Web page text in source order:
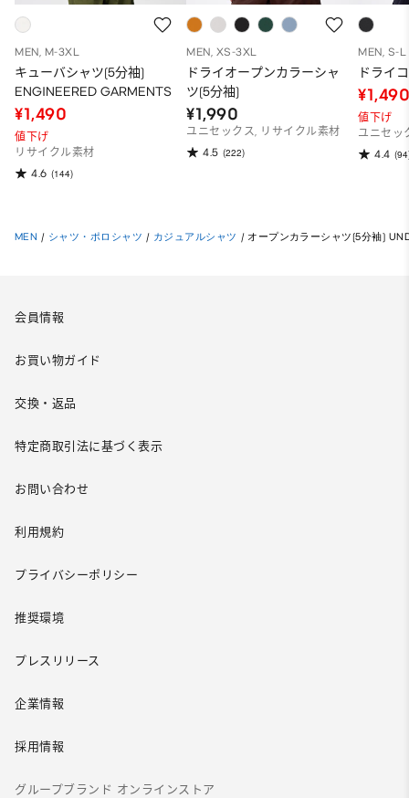
MEN, M-3XL
キューバシャツ(5分袖)
ENGINEERED GARMENTS
¥1,490
値下げ
リサイクル素材
4.6 (144)
MEN, XS-3XL
ドライオープンカラーシャ
ツ(5分袖)
¥1,990
ユニセックス, リサイクル素材
4.5 (222)
MEN, S-L
ドライ
値下げ
ユニセッ
4.4
MEN / シャツ・ポロシャツ / カジュアルシャツ / オープンカラーシャツ(5分袖)
会員情報
お買い物ガイド
交換・返品
特定商取引法に基づく表示
お問い合わせ
利用規約
プライバシーポリシー
推奨環境
プレスリリース
企業情報
採用情報
グループブランド オンラインストア